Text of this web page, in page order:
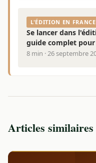
L'ÉDITION EN FRANCE
Se lancer dans
guide complet
8 min · 26 septembre
Articles similaires